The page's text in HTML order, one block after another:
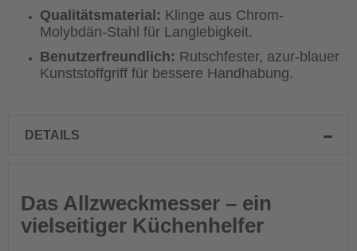
Qualitätsmaterial: Klinge aus Chrom-
Molybdän-Stahl für Langlebigkeit.
Benutzerfreundlich: Rutschfester, azur-blauer
Kunststoffgriff für bessere Handhabung.
DETAILS
Das Allzweckmesser – ein
vielseitiger Küchenhelfer